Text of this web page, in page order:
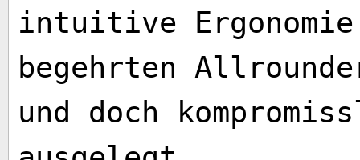
intuitive Ergonomie
begehrten
und doch